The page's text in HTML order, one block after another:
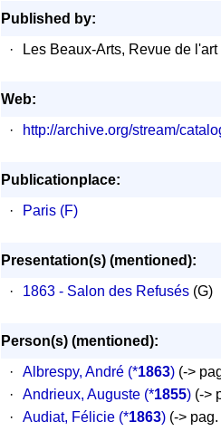
Published by:
·
Les Beaux-Arts, Revue de
Web:
·
http://archive.org/stream/
Publicationplace:
·
Paris (F)
Presentation(s) (mentioned):
·
1863 - Salon des Refusés (G)
Person(s) (mentioned):
·
Albrespy, André (*1863) (->
·
Andrieux, Auguste (*1855) (->
·
Audiat, Félicie (*1863) (-> pag.